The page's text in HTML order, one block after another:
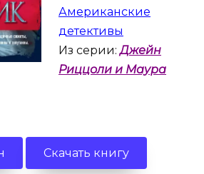
Американские
детективы
Из серии:Джейн
Риццоли и Маура
Скачать книгу